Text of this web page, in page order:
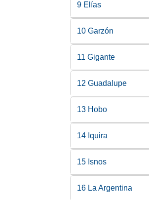
9 Elías
10 Garzón
11 Gigante
12 Guadalupe
13 Hobo
14 Iquira
15 Isnos
16 La Argentina